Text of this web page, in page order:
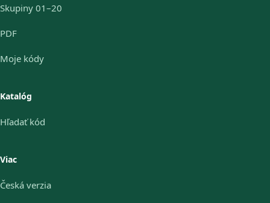
Skupiny 01–20
PDF
Moje kódy
Katalóg
Hľadať kód
Viac
Česká verzia